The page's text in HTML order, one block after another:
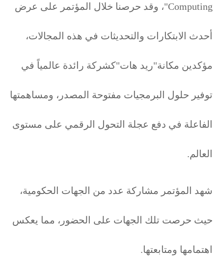
Computing"، وقد حرصنا خلال المؤتمر على عرض
أحدث الابتكارات والتحديثات في هذه المجالات،
مؤكدين مكانة"ريد هات"كشركة رائدة عالمياً في
توفير حلول البرمجيات مفتوحة المصدر، ومساهمتها
الفاعلة في دفع عجلة التحول الرقمي على مستوى
العالم.
شهد المؤتمر مشاركة عدد من الجهات الحكومية،
حيث حرصت تلك الجهات على الحضور، مما يعكس
اهتمامها ومتابعتها.